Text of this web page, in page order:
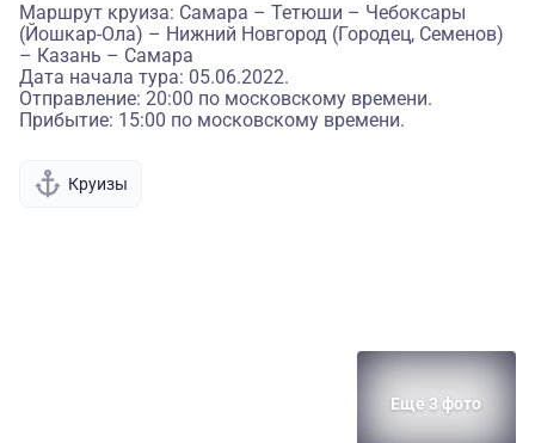
Маршрут круиза: Самара – Тетюши – Чебоксары
(Йошкар-Ола) – Нижний Новгород (Городец, Семенов)
– Казань – Самара
Дата начала тура: 05.06.2022.
Отправление: 20:00 по московскому времени.
Прибытие: 15:00 по московскому времени.
Круизы
Еще 3 фото